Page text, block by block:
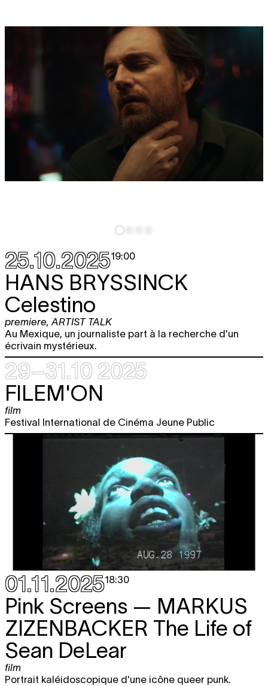
25.10.202519:00
HANS BRYSSINCK
Celestino
premiere, ARTIST TALK
Au Mexique, un journaliste part à la recherche d'un
écrivain mystérieux.
29–31.10 2025
FILEM'ON
film
Festival International de Cinéma Jeune Public
01.11.202518:30
Pink Screens — MARKUS
ZIZENBACKER The Life of
Sean DeLear
film
Portrait kaléidoscopique d'une icône queer punk.